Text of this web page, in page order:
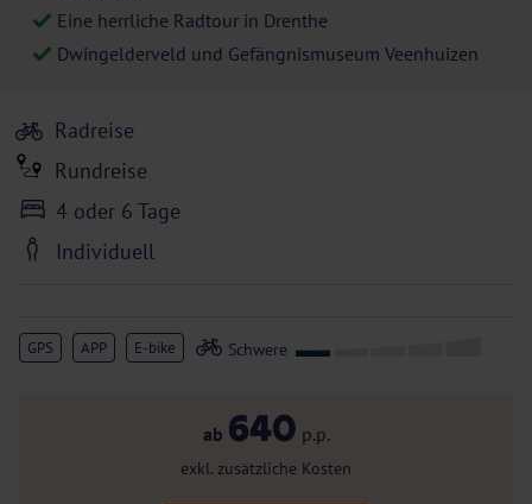
Eine herrliche Radtour in Drenthe
Dwingelderveld und Gefängnismuseum Veenhuizen
GPS APP E-bike
Radreise
Rundreise
4 oder 6 Tage
Individuell
ab 640 p.p.
exkl. zusätzliche Kosten